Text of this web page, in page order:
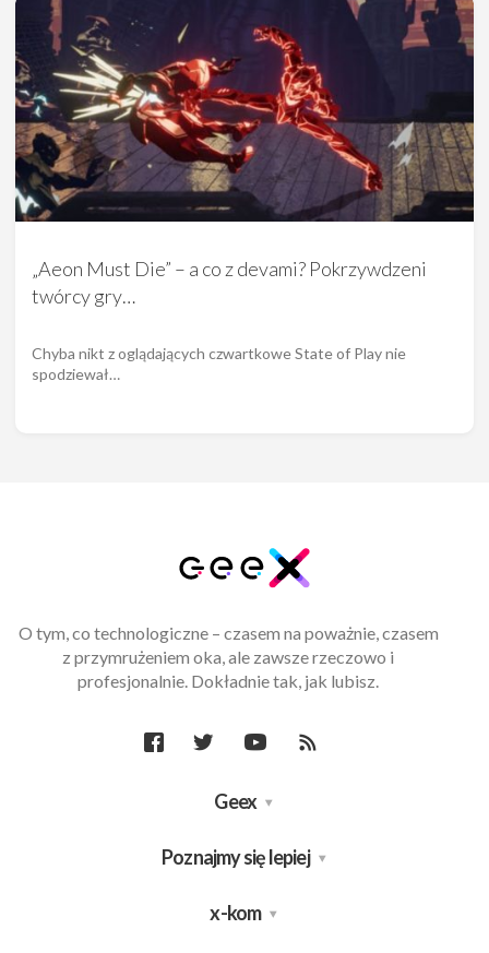
„Aeon Must Die” – a co z devami? Pokrzywdzeni
twórcy gry…
Chyba nikt z oglądających czwartkowe State of Play nie
spodziewał…
O tym, co technologiczne – czasem na poważnie, czasem
z przymrużeniem oka, ale zawsze rzeczowo i
profesjonalnie. Dokładnie tak, jak lubisz.
Geex
Poznajmy się lepiej
x-kom